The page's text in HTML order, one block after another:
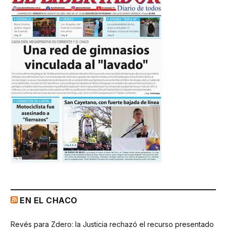
EN EL CHACO
Revés para Zdero: la Justicia rechazó el recurso presentado